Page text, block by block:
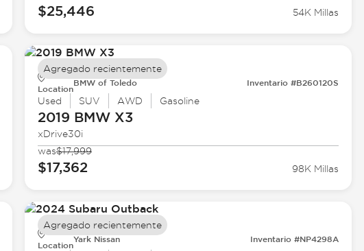
$25,446 54K Millas
Location
BMW of Toledo Inventario #B260120S
Used SUV AWD Gasoline
2019 BMWX3
xDrive30i
was$17,999
$17,362 98K Millas
Agregado recientemente
Location
Yark Nissan Inventario #NP4298A
Agregado recientemente